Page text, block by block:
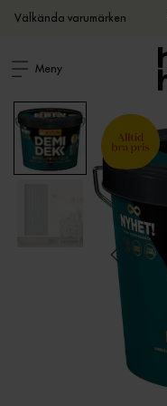
Välkända varumärken
Meny